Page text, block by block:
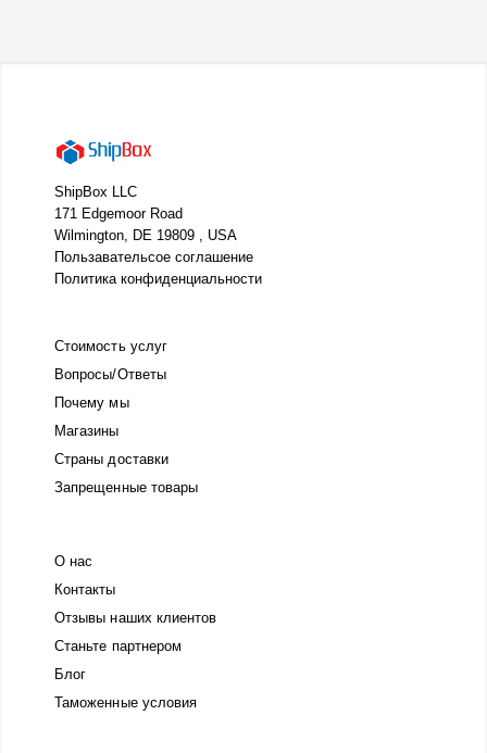
ShipBox LLC
171 Edgemoor Road
Wilmington, DE 19809 , USA
Пользавательсое соглашение
Политика конфиденциальности
Стоимость услуг
Вопросы/Ответы
Почему мы
Магазины
Страны доставки
Запрещенные товары
О нас
Контакты
Отзывы наших клиентов
Станьте партнером
Блог
Таможенные условия